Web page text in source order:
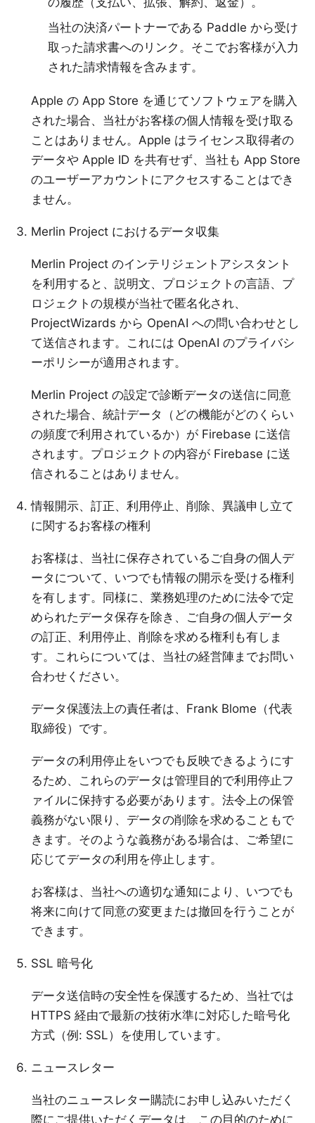
当社の決済パートナーである Paddle から受け
取った請求書へのリンク。そこでお客様が入力
された請求情報を含みます。
Apple の App Store を通じてソフトウェアを購入
された場合、当社がお客様の個人情報を受け取る
ことはありません。Apple はライセンス取得者の
データや Apple ID を共有せず、当社も App Store
のユーザーアカウントにアクセスすることはでき
ません。
Merlin Project におけるデータ収集
Merlin Project のインテリジェントアシスタント
を利用すると、説明文、プロジェクトの言語、プ
ロジェクトの規模が当社で匿名化され、
ProjectWizards から OpenAI への問い合わせとし
て送信されます。これには OpenAI のプライバシ
ーポリシーが適用されます。
Merlin Project の設定で診断データの送信に同意
された場合、統計データ（どの機能がどのくらい
の頻度で利用されているか）が Firebase に送信
されます。プロジェクトの内容が Firebase に送
信されることはありません。
情報開示、訂正、利用停止、削除、異議申し立て
に関するお客様の権利
お客様は、当社に保存されているご自身の個人デ
ータについて、いつでも情報の開示を受ける権利
を有します。同様に、業務処理のために法令で定
められたデータ保存を除き、ご自身の個人データ
の訂正、利用停止、削除を求める権利も有しま
す。これらについては、当社の経営陣までお問い
合わせください。
データ保護法上の責任者は、Frank Blome（代表
取締役）です。
データの利用停止をいつでも反映できるようにす
るため、これらのデータは管理目的で利用停止フ
ァイルに保持する必要があります。法令上の保管
義務がない限り、データの削除を求めることもで
きます。そのような義務がある場合は、ご希望に
応じてデータの利用を停止します。
お客様は、当社への適切な通知により、いつでも
将来に向けて同意の変更または撤回を行うことが
できます。
SSL 暗号化
データ送信時の安全性を保護するため、当社では
HTTPS 経由で最新の技術水準に対応した暗号化
方式（例: SSL）を使用しています。
ニュースレター
当社のニュースレター購読にお申し込みいただく
際にご提供いただくデータは、この目的のために